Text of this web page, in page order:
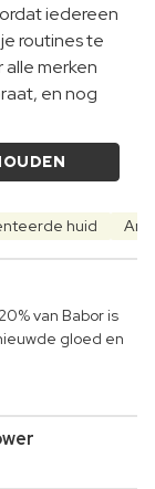
iedereen
routines te
merken
en nog
huid
van Babor is
gloed en